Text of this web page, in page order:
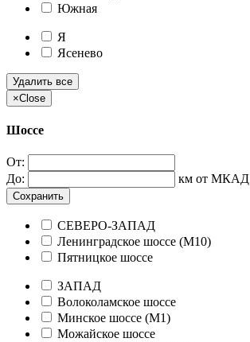
Южная
Я
Ясенево
Удалить все
×Close
Шоссе
От:
До:
км от МКАД
Сохранить
СЕВЕРО-ЗАПАД
Ленинградское шоссе (М10)
Пятницкое шоссе
ЗАПАД
Волоколамское шоссе
Минское шоссе (М1)
Можайское шоссе